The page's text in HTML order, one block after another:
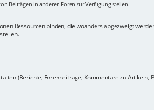
Beiträgen in anderen Foren zur Verfügung stellen.
Ressourcen binden, die woanders abgezweigt
(Berichte, Forenbeiträge, Kommentare zu Artikeln,